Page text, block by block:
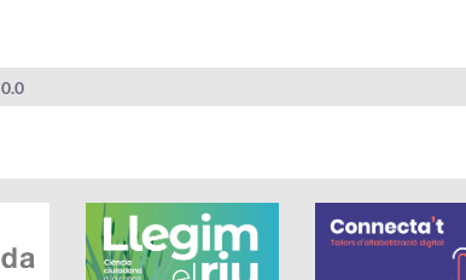
0.0La mitjana de les valoracions és de 0 estrelles de 5.